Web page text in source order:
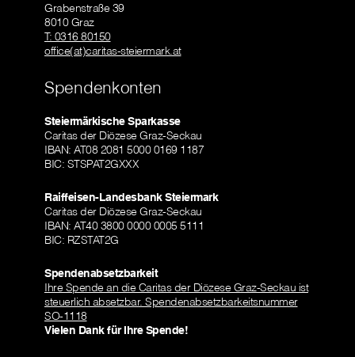
Grabenstraße 39
8010 Graz
T: 0316 80150
office(at)caritas-steiermark.at
Spendenkonten
Steiermärkische Sparkasse
Caritas der Diözese Graz-Seckau
IBAN: AT08 2081 5000 0169 1187
BIC: STSPAT2GXXX
Raiffeisen-Landesbank Steiermark
Caritas der Diözese Graz-Seckau
IBAN: AT40 3800 0000 0005 5111
BIC: RZSTAT2G
Spendenabsetzbarkeit
Ihre Spende an die Caritas der Diözese Graz-Seckau ist
steuerlich absetzbar. Spendenabsetzbarkeitsnummer
SO-1118
Vielen Dank für Ihre Spende!